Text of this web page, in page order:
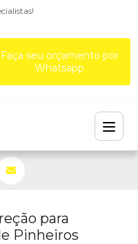
Faça seu orçamento por
Whatsapp
DE DIREÇÃO PARA
para
Pinheiros